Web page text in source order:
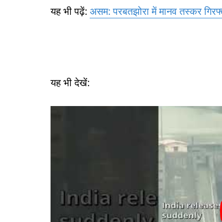
यह भी पढ़ें: असम: परबतझोरा में मानव तस्कर
यह भी देखें: